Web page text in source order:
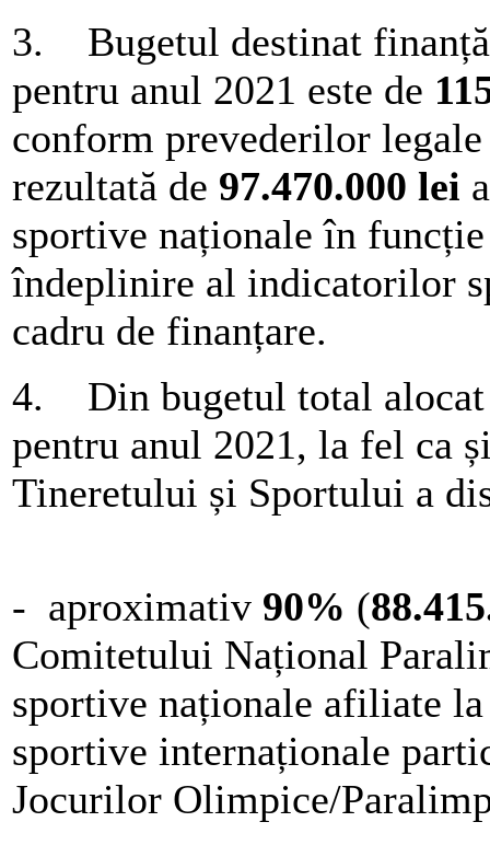
3. Bugetul destinat
pentru anul 2021 este de
conform prevederilor
rezultată de 97.470.000 lei
sportive naționale în
îndeplinire al indicatorilor
cadru de finanțare.
4. Din bugetul total alocat
pentru anul 2021, la fel ca
Tineretului și Sportului a
- aproximativ 90% (
Comitetului Național
sportive naționale afiliate
sportive internaționale
Jocurilor Olimpice/